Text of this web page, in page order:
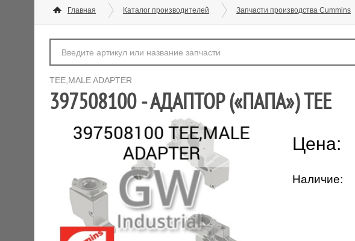
Главная Каталог производителей Запчасти производства Cummins
TEE,MALE ADAPTER
397508100 - АДАПТОР («ПАПА») TEE
Цена:
Наличие: